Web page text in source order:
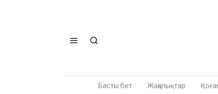
Басты бет Жаңалықтар